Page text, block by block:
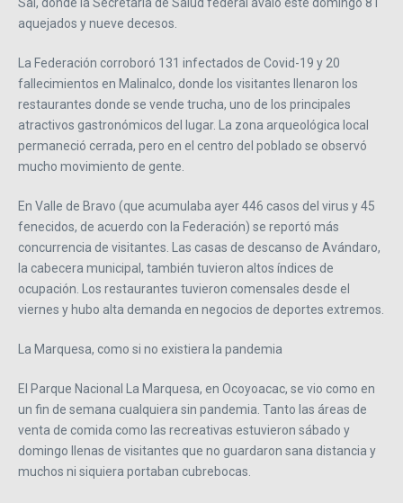
aquejados y nueve decesos.
La Federación corroboró 131 infectados de Covid-19 y 20
fallecimientos en Malinalco, donde los visitantes llenaron los
restaurantes donde se vende trucha, uno de los principales
atractivos gastronómicos del lugar. La zona arqueológica local
permaneció cerrada, pero en el centro del poblado se observó
mucho movimiento de gente.
En Valle de Bravo (que acumulaba ayer 446 casos del virus y 45
fenecidos, de acuerdo con la Federación) se reportó más
concurrencia de visitantes. Las casas de descanso de Avándaro,
la cabecera municipal, también tuvieron altos índices de
ocupación. Los restaurantes tuvieron comensales desde el
viernes y hubo alta demanda en negocios de deportes extremos.
La Marquesa, como si no existiera la pandemia
El Parque Nacional La Marquesa, en Ocoyoacac, se vio como en
un fin de semana cualquiera sin pandemia. Tanto las áreas de
venta de comida como las recreativas estuvieron sábado y
domingo llenas de visitantes que no guardaron sana distancia y
muchos ni siquiera portaban cubrebocas.